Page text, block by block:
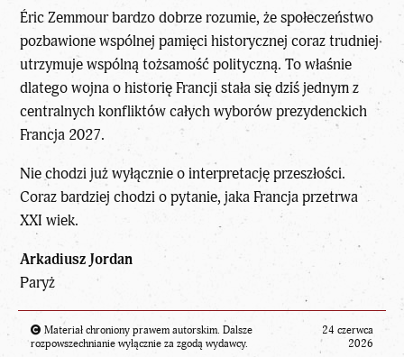
Éric Zemmour bardzo dobrze rozumie, że społeczeństwo
pozbawione wspólnej pamięci historycznej coraz trudniej
utrzymuje wspólną tożsamość polityczną. To właśnie
dlatego wojna o historię Francji stała się dziś jednym z
centralnych konfliktów całych wyborów prezydenckich
Francja 2027.
Nie chodzi już wyłącznie o interpretację przeszłości.
Coraz bardziej chodzi o pytanie, jaka Francja przetrwa
XXI wiek.
Arkadiusz Jordan
Paryż
Materiał chroniony prawem autorskim. Dalsze
rozpowszechnianie wyłącznie za zgodą wydawcy.
24 czerwca
2026